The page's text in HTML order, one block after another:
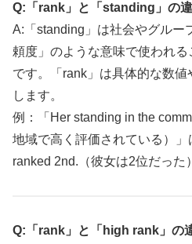
Q:「rank」と「standing」の
A:「standing」は社会やグルー
頼度」のような意味で使われ
です。「rank」は具体的な数
します。
例：「Her standing in the
地域で高く評価されている）
ranked 2nd.（彼女は2位だった
Q:「rank」と「high rank」の